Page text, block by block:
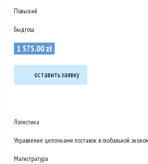
Польский
Быдгощ
1 575.00zł
оставить заявку
Логистика
Управление цепочками поставок в глобальной
Магистратура